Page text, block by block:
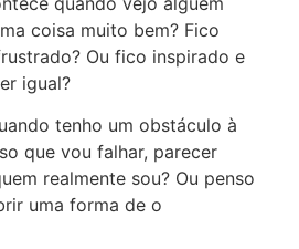
coisa muito bem? Fico
Ou fico inspirado e
igual?
tenho um obstáculo à
que vou falhar, parecer
realmente sou? Ou penso
uma forma de o